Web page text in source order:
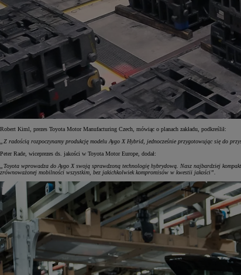
Corolla Hatchback
HYBRID
Robert Kiml, prezes Toyota Motor Manufacturing Czech, mówiąc o planach zakładu, podkreślił:
„Z radością rozpoczynamy produkcję modelu Aygo X Hybrid, jednocześnie przygotowując się do
Peter Rade, wiceprezes ds. jakości w Toyota Motor Europe, dodał:
„Toyota wprowadza do Aygo X swoją sprawdzoną technologię hybrydową. Nasz najbardziej
zrównoważonej mobilności wszystkim, bez jakichkolwiek kompromisów w kwestii jakości”.